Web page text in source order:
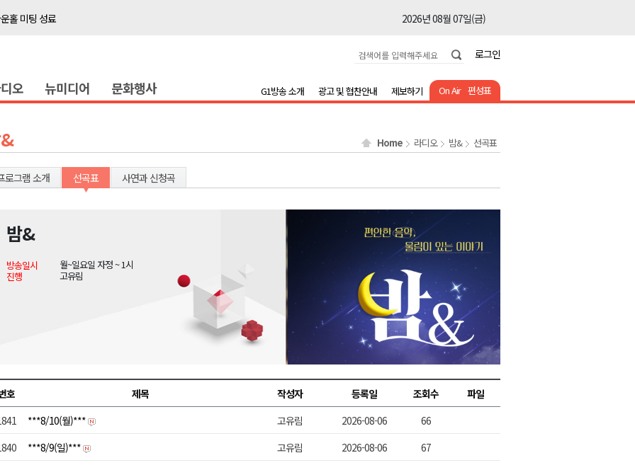
홀 미팅 성료
2026년 08월 07일(금)
2026년 08월 07일(금)
리조트로 진화 중"
2026년 08월 07일(금)
수강생 모집
느리 축제
2026년 08월 07일(금)
38도’
2026년 08월 07일(금)
홀 미팅 성료
2026년 08월 07일(금)
감 사업 등 건의
2026년 08월 07일(금)
가포르 복합리조트
2026년 08월 07일(금)
2026년 08월 07일(금)
2026년 08월 07일(금)
2026년 08월 07일(금)
느리 축제
2026년 08월 07일(금)
38도’
2026년 08월 07일(금)
2026년 08월 07일(금)
로그인
오 뉴미디어 문화행사 On Air 편성표
G1방송 소개 광고 및 협찬안내 제보하기
Home 라디오 밤& 선곡표
로그램 소개 선곡표 사연과 신청곡
밤&
방송일시
월~일요일 자정 ~ 1시
진행
고유림
호 제목 작성자 등록일 조회수
파일
***8/10(월)*** 고유림 2026-08-06
66
***8/9(일)*** 고유림 2026-08-06
67